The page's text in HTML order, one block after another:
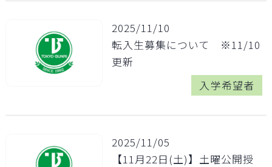
2025/11/10
転入生募集について ※11/10
更新
入学希望者
2025/11/05
【11月22日(土)】土曜公開授